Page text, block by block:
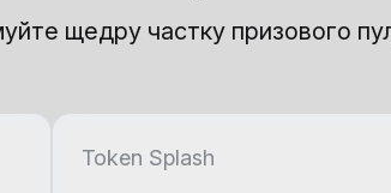
щедру частку призового
Token Splash